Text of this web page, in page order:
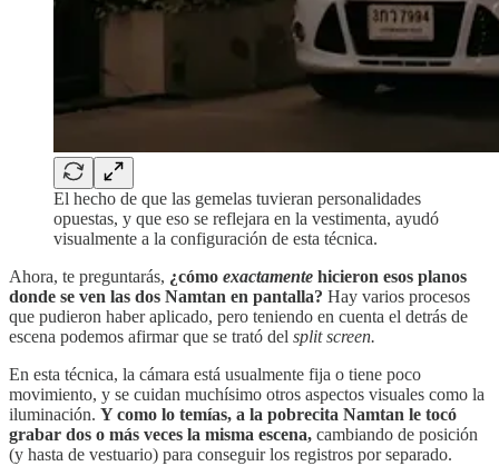
El hecho de que las gemelas tuvieran personalidades
opuestas, y que eso se reflejara en la vestimenta, ayudó
visualmente a la configuración de esta técnica.
Ahora, te preguntarás, ¿cómo exactamente hicieron esos planos
donde se ven las dos Namtan en pantalla? Hay varios procesos
que pudieron haber aplicado, pero teniendo en cuenta el detrás de
escena podemos afirmar que se trató del split screen.
En esta técnica, la cámara está usualmente fija o tiene poco
movimiento, y se cuidan muchísimo otros aspectos visuales como la
iluminación. Y como lo temías, a la pobrecita Namtan le tocó
grabar dos o más veces la misma escena, cambiando de posición
(y hasta de vestuario) para conseguir los registros por separado.